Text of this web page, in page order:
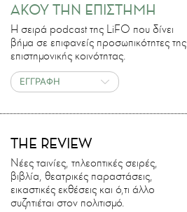
ΑΚΟΥ ΤΗΝ ΕΠΙΣΤΗΜΗ
H σειρά podcast της LiFO που δίνει
βήμα σε επιφανείς προσωπικότητες της
επιστημονικής κοινότητας.
ΕΓΓΡΑΦΗ
THE REVIEW
Νέες ταινίες, τηλεοπτικές σειρές,
βιβλία, θεατρικές παραστάσεις,
εικαστικές εκθέσεις και ό,τι άλλο
συζητιέται στον πολιτισμό.